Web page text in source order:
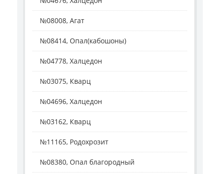
№08008, Агат
№08414, Опал(кабошоны)
№04778, Халцедон
№03075, Кварц
№04696, Халцедон
№03162, Кварц
№11165, Родохрозит
№08380, Опал благородный